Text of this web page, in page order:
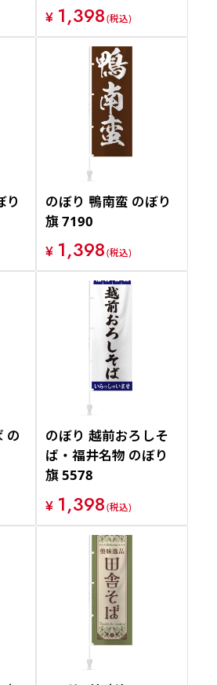
¥ 1,398(税込)
り
のぼり 鴨南蛮 のぼり
旗 7190
¥ 1,398(税込)
の
のぼり 越前おろしそ
ば・福井名物 のぼり
旗 5578
¥ 1,398(税込)